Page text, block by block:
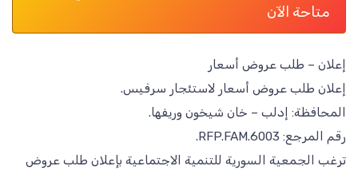
متاحة الآن
ترغب الجمعية السورية للتنمية الاجتماعية بإعلان طلب عروض